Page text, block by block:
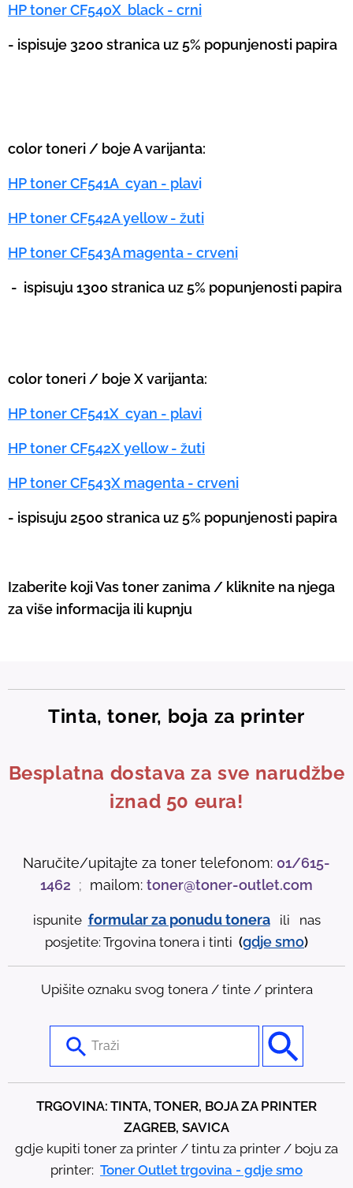
HP toner CF540X black - crni
- ispisuje 3200 stranica uz 5% popunjenosti papira
color toneri / boje A varijanta:
HP toner CF541A cyan - plavi
HP toner CF542A yellow - žuti
HP toner CF543A magenta - crveni
- ispisuju 1300 stranica uz 5% popunjenosti papira
color toneri / boje X varijanta:
HP toner CF541X cyan - plavi
HP toner CF542X yellow - žuti
HP toner CF543X magenta - crveni
- ispisuju 2500 stranica uz 5% popunjenosti papira
Izaberite koji Vas toner zanima / kliknite na njega
za više informacija ili kupnju
Tinta, toner, boja za printer
Besplatna dostava za sve narudžbe
iznad 50 eura!
Naručite/upitajte za toner telefonom: 01/615-
1462 ; mailom: toner@toner-outlet.com
ispunite formular za ponudu tonera
ili nas
posjetite: Trgovina tonera i tinti (gdjesmo)
Upišite oznaku svog tonera / tinte / printera
t
TRGOVINA: TINTA, TONER, BOJA ZA PRINTER
ZAGREB, SAVICA
gdje kupiti toner za printer / tintu za printer / boju za
printer: Toner Outlet trgovina - gdje smo